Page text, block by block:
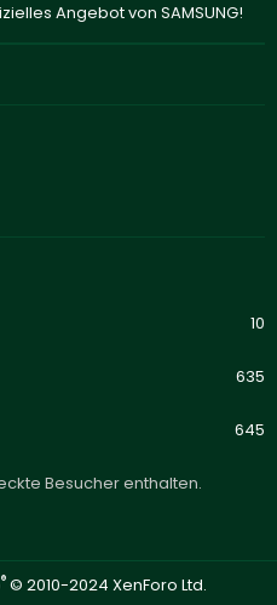
Angebot von SAMSUNG!
10
635
645
Besucher enthalten.
® © 2010-2024 XenForo Ltd.